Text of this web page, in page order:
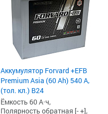
Аккумулятор Forvard +EFB
Premium Asia (60 Ah) 540 А,
(тол. кл.) B24
Ёмкость 60 А·ч,
Полярность обратная [- +],